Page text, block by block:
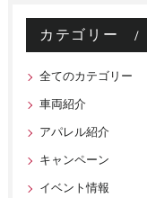
カテゴリー
全てのカテゴリー
車両紹介
アパレル紹介
キャンペーン
イベント情報